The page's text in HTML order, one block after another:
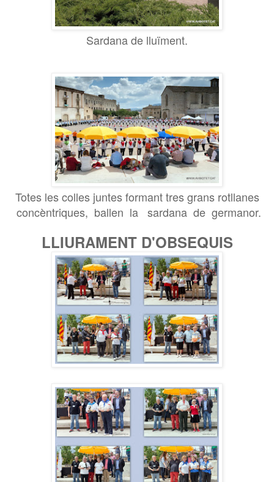
Sardana de lluïment.
Totes les colles juntes formant tres grans rotllanes
concèntriques, ballen la sardana de germanor.
LLIURAMENT D'OBSEQUIS